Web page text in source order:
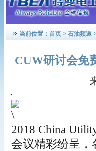
当前位置： 首页 > 石油频道 >
CUW研讨会免
2018 China
会议精彩纷呈，